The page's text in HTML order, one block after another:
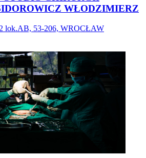
WŁODZIMIERZ
lok.AB, 53-206, WROCŁAW